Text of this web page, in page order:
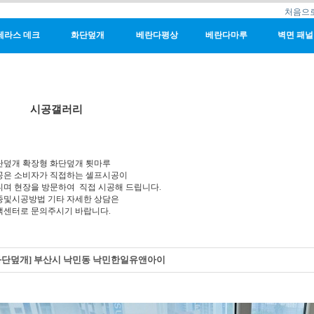
처음으
라스 데크 화단덮개 베란다평상 베란다마루 벽면 패널
시공갤러리
덮개 확장형 화단덮개 툇마루
은 소비자가 직접하는 셀프시공이
며 현장을 방문하여 직접 시공해 드립니다.
및시공방법 기타 자세한 상담은
센터로 문의주시기 바랍니다.
덮개] 부산시 낙민동 낙민한일유앤아이